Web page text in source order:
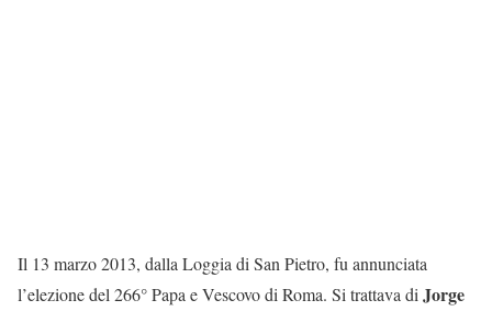
Il 13 marzo 2013, dalla Loggia di San Pietro, fu annunciata
l’elezione del 266° Papa e Vescovo di Roma. Si trattava di Jorge